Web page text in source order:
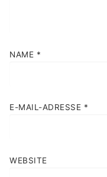
NAME *
E-MAIL-ADRESSE *
WEBSITE